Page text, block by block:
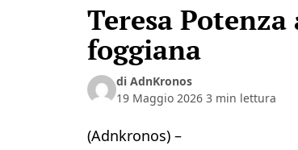
Teresa
foggiana
di AdnKronos
19 Maggio 2026 3 min lettura
(Adnkronos) –